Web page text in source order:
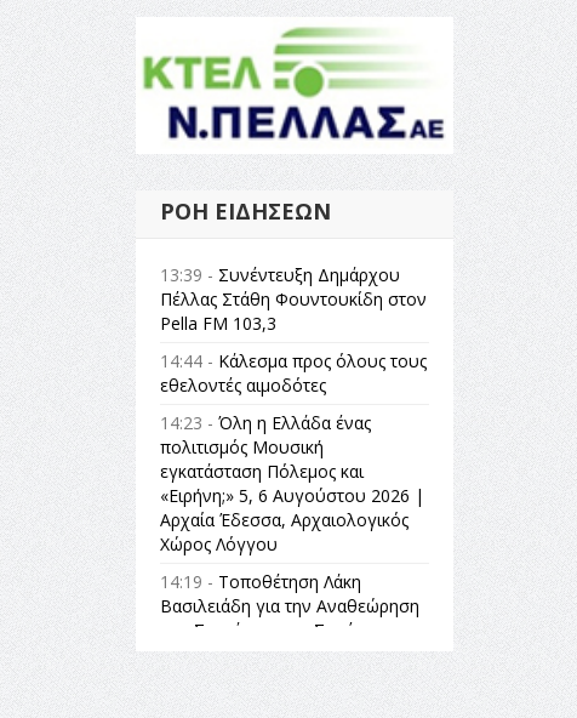
ΡΟΉ ΕΙΔΉΣΕΩΝ
13:39 - Συνέντευξη Δημάρχου
Πέλλας Στάθη Φουντουκίδη στον
Pella FM 103,3
14:44 - Κάλεσμα προς όλους τους
εθελοντές αιμοδότες
14:23 - Όλη η Ελλάδα ένας
πολιτισμός Μουσική
εγκατάσταση Πόλεμος και
«Ειρήνη;» 5, 6 Αυγούστου 2026 |
Αρχαία Έδεσσα, Αρχαιολογικός
Χώρος Λόγγου
14:19 - Τοποθέτηση Λάκη
Βασιλειάδη για την Αναθεώρηση
του Συντάγματος: «Σε τέτοιες
κορυφαίες θεσμικές διαδικασίες
υπάρχει μόνο η ευθύνη απέναντι
στις επόμενες γενιές»